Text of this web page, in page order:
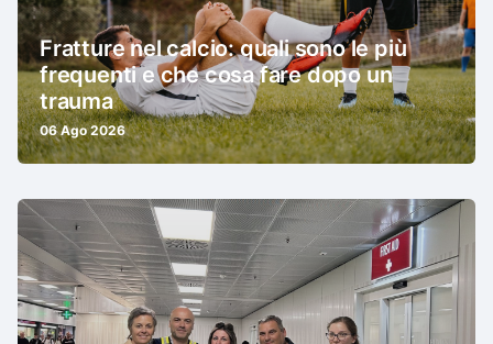
Fratture nel calcio: quali sono le più
frequenti e che cosa fare dopo un
trauma
06 Ago 2026